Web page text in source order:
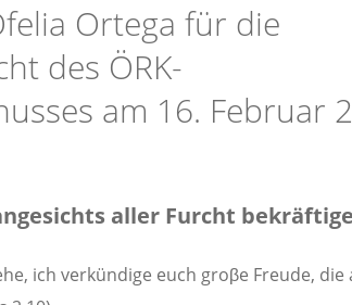
Ortega für die
des ÖRK-
am 16. Februar
aller Furcht
ich verkündige euch groβe Freude, die